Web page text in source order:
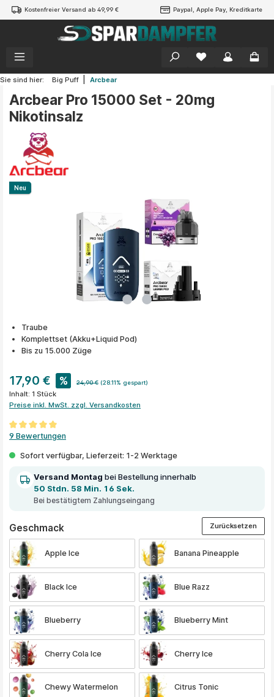
springen
Kostenfreier Versand ab 49,99 € Paypal, Apple Pay, Kreditkarte
Sie sind hier: Big Puff Arcbear
Arcbear Pro 15000 Set - 20mg
Nikotinsalz
Bildergalerie überspringen
Neu
Neu
Traube
Komplettset (Akku+Liquid Pod)
Bis zu 15.000 Züge
17,90 € % 24,90 € (28.11% gespart)
Inhalt: 1 Stück
Preise inkl. MwSt. zzgl. Versandkosten
Durchschnittliche Bewertung von 5 von 5 Sternen
9 Bewertungen
Sofort verfügbar, Lieferzeit: 1-2 Werktage
Versand Montag bei Bestellung innerhalb
50 Stdn. 58 Min. 16 Sek.
Bei bestätigtem Zahlungseingang
Geschmackauswählen
Apple Ice Banana Pineapple
Black Ice Blue Razz
Blueberry Blueberry Mint
Cherry Cola Ice Cherry Ice
Chewy Watermelon Citrus Tonic
Zurücksetzen